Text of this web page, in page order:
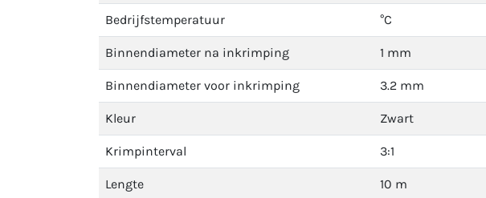
Bedrijfstemperatuur °C
Binnendiameter na inkrimping 1 mm
Binnendiameter voor inkrimping 3.2 mm
Kleur Zwart
Krimpinterval 3:1
Lengte 10 m